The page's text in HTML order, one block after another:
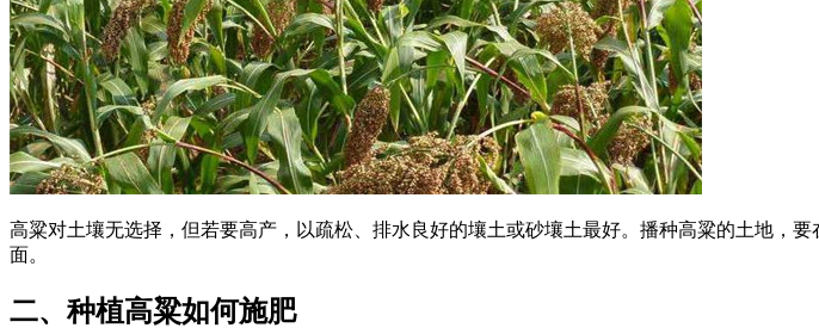
高粱对土壤无选择，但若要高产，以疏松、排水良好的壤土或砂壤土最好。播种高粱的土地，
面。
二、种植高粱如何施肥